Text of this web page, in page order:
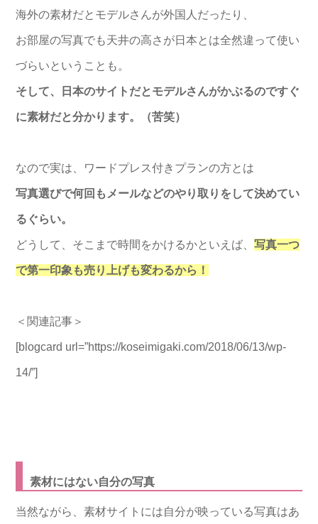
海外の素材だとモデルさんが外国人だったり、
お部屋の写真でも天井の高さが日本とは全然違って使い
づらいということも。
そして、日本のサイトだとモデルさんがかぶるのですぐ
に素材だと分かります。（苦笑）
なので実は、ワードプレス付きプランの方とは
写真選びで何回もメールなどのやり取りをして決めてい
るぐらい。
どうして、そこまで時間をかけるかといえば、 写真一つ
で第一印象も売り上げも変わるから！
＜関連記事＞
[blogcard url=”https://koseimigaki.com/2018/06/13/wp-
14/”]
素材にはない自分の写真
当然ながら、素材サイトには自分が映っている写真はあ